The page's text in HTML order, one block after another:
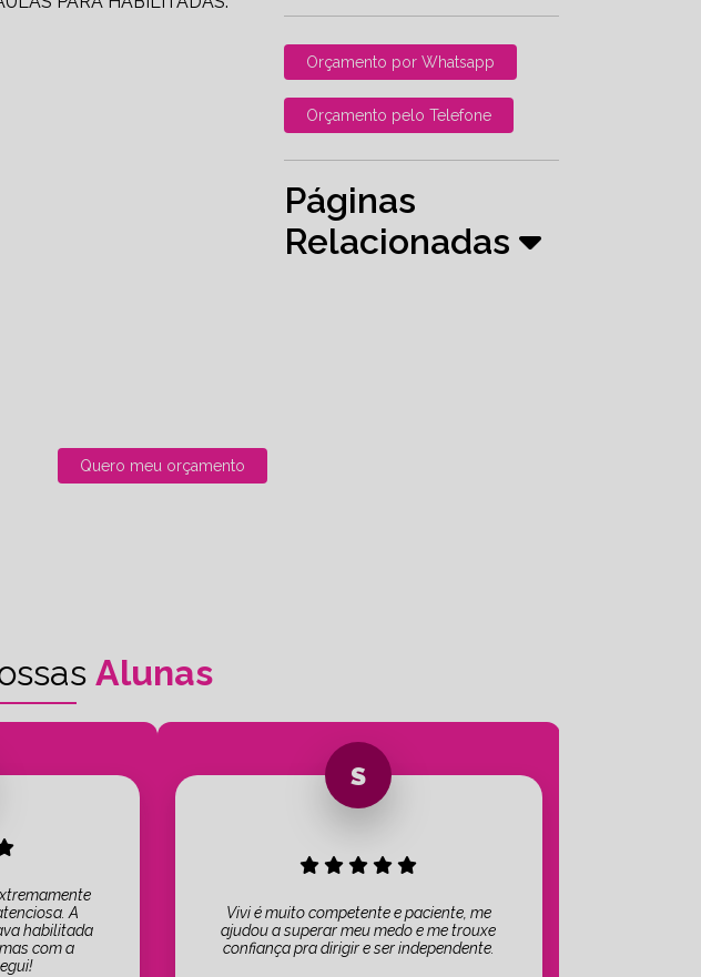
Orçamento por Whatsapp
Orçamento pelo Telefone
Páginas
Relacionadas
Quero meu orçamento
Alunas
A
habilitada
com a
Vivi é muito competente e paciente, me
ajudou a superar meu medo e me trouxe
confiança pra dirigir e ser independente.